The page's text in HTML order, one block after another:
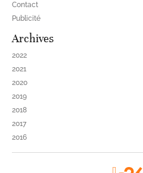
Contact
Publicité
Archives
2022
2021
2020
2019
2018
2017
2016